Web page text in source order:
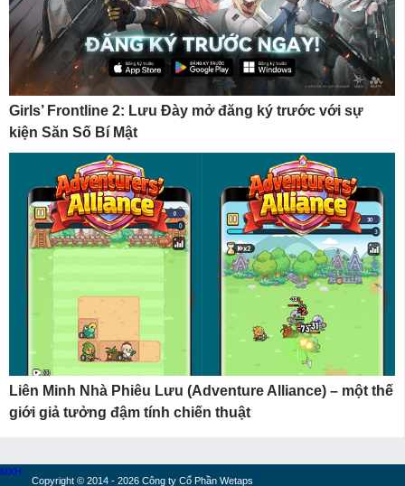
Girls’ Frontline 2: Lưu Đày mở đăng ký trước với sự
kiện Săn Số Bí Mật
Liên Minh Nhà Phiêu Lưu (Adventure Alliance) – một thế
giới giả tưởng đậm tính chiến thuật
Copyright © 2014 - 2026 Công ty Cổ Phần Wetaps
MXH